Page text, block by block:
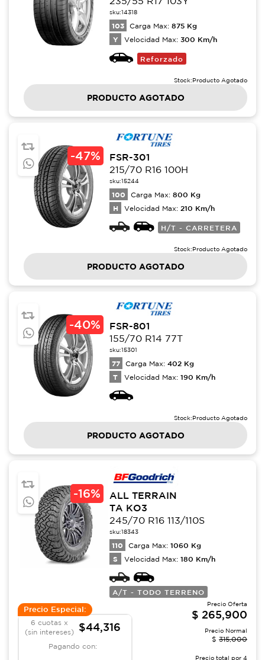
sku:14318
103 Carga Max: 875 Kg
Y Velocidad Max: 300 Km/h
Reforzado
Stock:Producto Agotado
PRODUCTO AGOTADO
-47%
FSR-301
215/70 R16 100H
sku:15244
100 Carga Max: 800 Kg
H Velocidad Max: 210 Km/h
H/T - CARRETERA
Stock:Producto Agotado
PRODUCTO AGOTADO
-40%
FSR-801
155/70 R14 77T
sku:15301
77 Carga Max: 402 Kg
T Velocidad Max: 190 Km/h
Stock:Producto Agotado
PRODUCTO AGOTADO
-16%
ALL TERRAIN
TA KO3
245/70 R16 113/110S
sku:18343
110 Carga Max: 1060 Kg
S Velocidad Max: 180 Km/h
A/T - TODO TERRENO
Precio Especial:
6 cuotas x
(sin intereses)
$44,316
Pagando con:
Precio Oferta
$ 265,900
Precio Normal
$ 315,000
Precio total por 4